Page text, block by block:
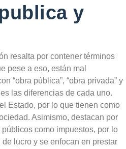
y
resalta por contener términos
pese a eso, están mal
“obra pública”, “obra privada” y
las diferencias de cada uno.
Estado, por lo que tienen como
Asimismo, destacan por
como impuestos, por lo
lucro y se enfocan en prestar